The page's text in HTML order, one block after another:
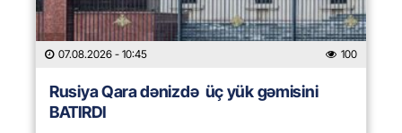
07.08.2026 - 10:45 100
Rusiya Qara dənizdə üç yük gəmisini
BATIRDI